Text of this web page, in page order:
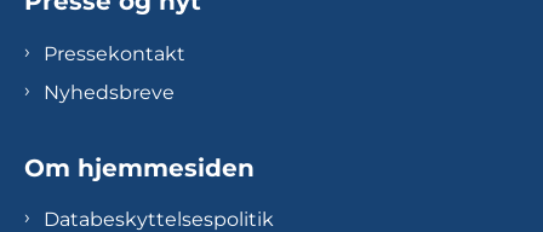
Pressekontakt
Nyhedsbreve
Om hjemmesiden
Databeskyttelsespolitik